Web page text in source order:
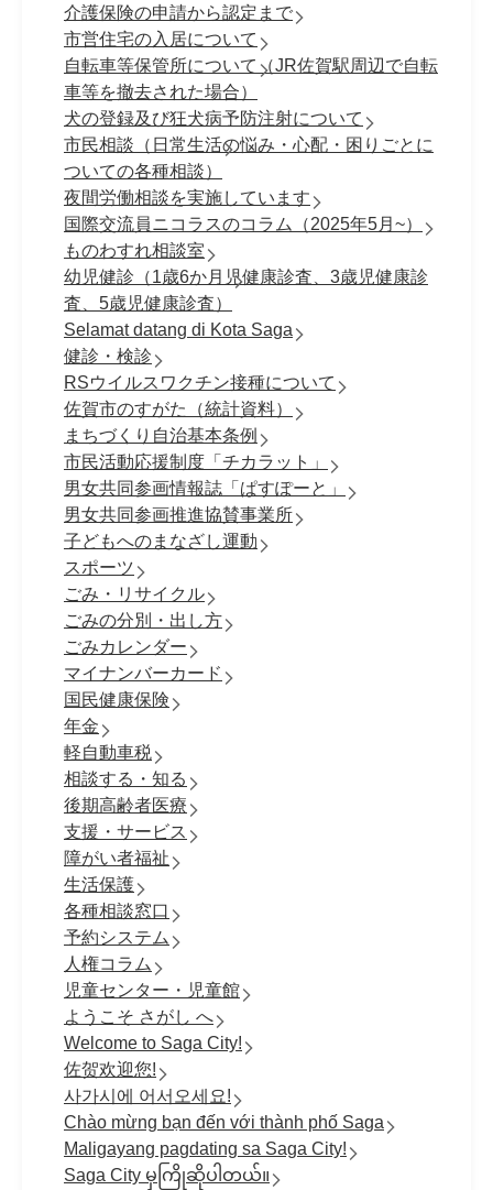
介護保険の申請から認定まで
市営住宅の入居について
自転車等保管所について（JR佐賀駅周辺で自転
車等を撤去された場合）
犬の登録及び狂犬病予防注射について
市民相談（日常生活の悩み・心配・困りごとに
ついての各種相談）
夜間労働相談を実施しています
国際交流員ニコラスのコラム（2025年5月~）
ものわすれ相談室
幼児健診（1歳6か月児健康診査、3歳児健康診
査、5歳児健康診査）
Selamat datang di Kota Saga
健診・検診
RSウイルスワクチン接種について
佐賀市のすがた（統計資料）
まちづくり自治基本条例
市民活動応援制度「チカラット」
男女共同参画情報誌「ぱすぽーと」
男女共同参画推進協賛事業所
子どもへのまなざし運動
スポーツ
ごみ・リサイクル
ごみの分別・出し方
ごみカレンダー
マイナンバーカード
国民健康保険
年金
軽自動車税
相談する・知る
後期高齢者医療
支援・サービス
障がい者福祉
生活保護
各種相談窓口
予約システム
人権コラム
児童センター・児童館
ようこそ さがし へ
Welcome to Saga City!
佐贺欢迎您!
사가시에 어서오세요!
Chào mừng bạn đến với thành phố Saga
Maligayang pagdating sa Saga City!
Saga City မှကြိုဆိုပါတယ်။